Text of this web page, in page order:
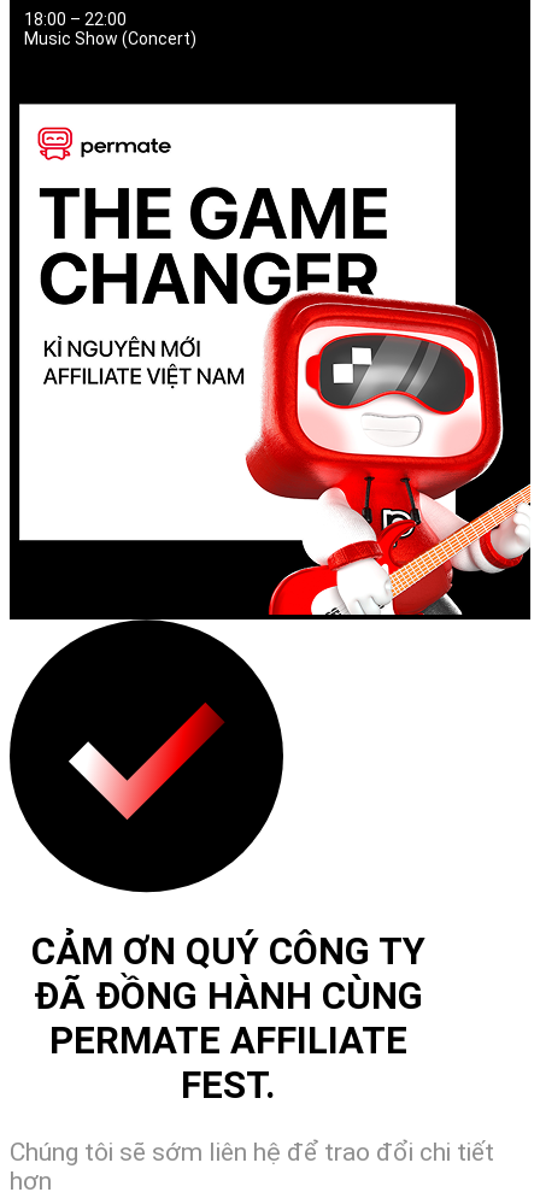
18:00 – 22:00
Music Show (Concert)
CẢM ƠN QUÝ CÔNG TY
ĐÃ ĐỒNG HÀNH CÙNG
PERMATE AFFILIATE
FEST.
Chúng tôi sẽ sớm liên hệ để trao đổi chi tiết
hơn